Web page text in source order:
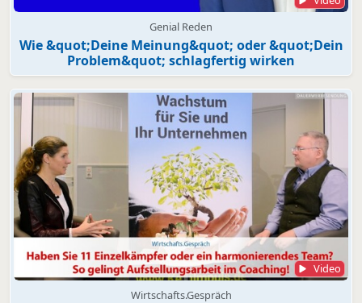
Genial Reden
Wie &quot;Deine Meinung&quot; oder &quot;Dein
Problem&quot; schlagfertig wirken
Video
Wirtschafts.Gespräch